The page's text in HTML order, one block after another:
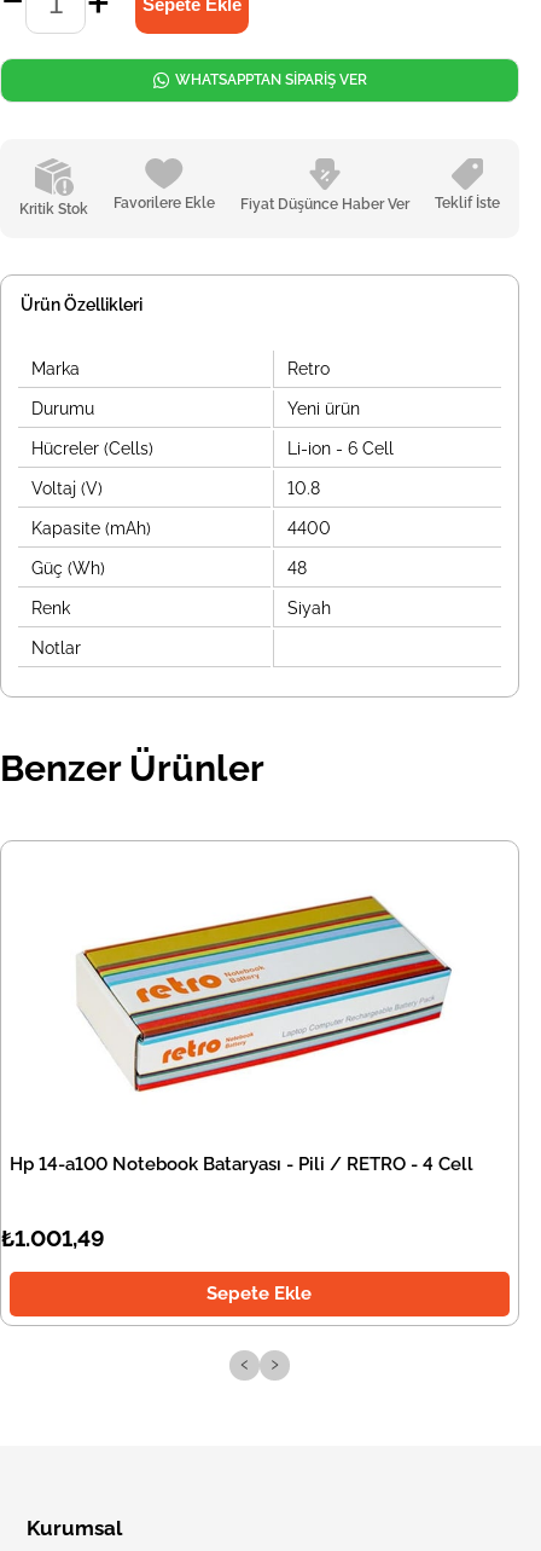
Kritik Stok Favorilere Ekle Fiyat Düşünce Haber Ver Teklif İste
WHATSAPPTAN SİPARİŞ VER
Ürün Özellikleri
Marka Retro
Durumu Yeni ürün
Hücreler (Cells) Li-ion - 6 Cell
Voltaj (V) 10.8
Kapasite (mAh) 4400
Güç (Wh) 48
Renk Siyah
Notlar
Benzer Ürünler
Hp 14-a100 Notebook Bataryası - Pili / RETRO - 4 Cell
₺1.001,49
Sepete Ekle
‹ ›
Kurumsal